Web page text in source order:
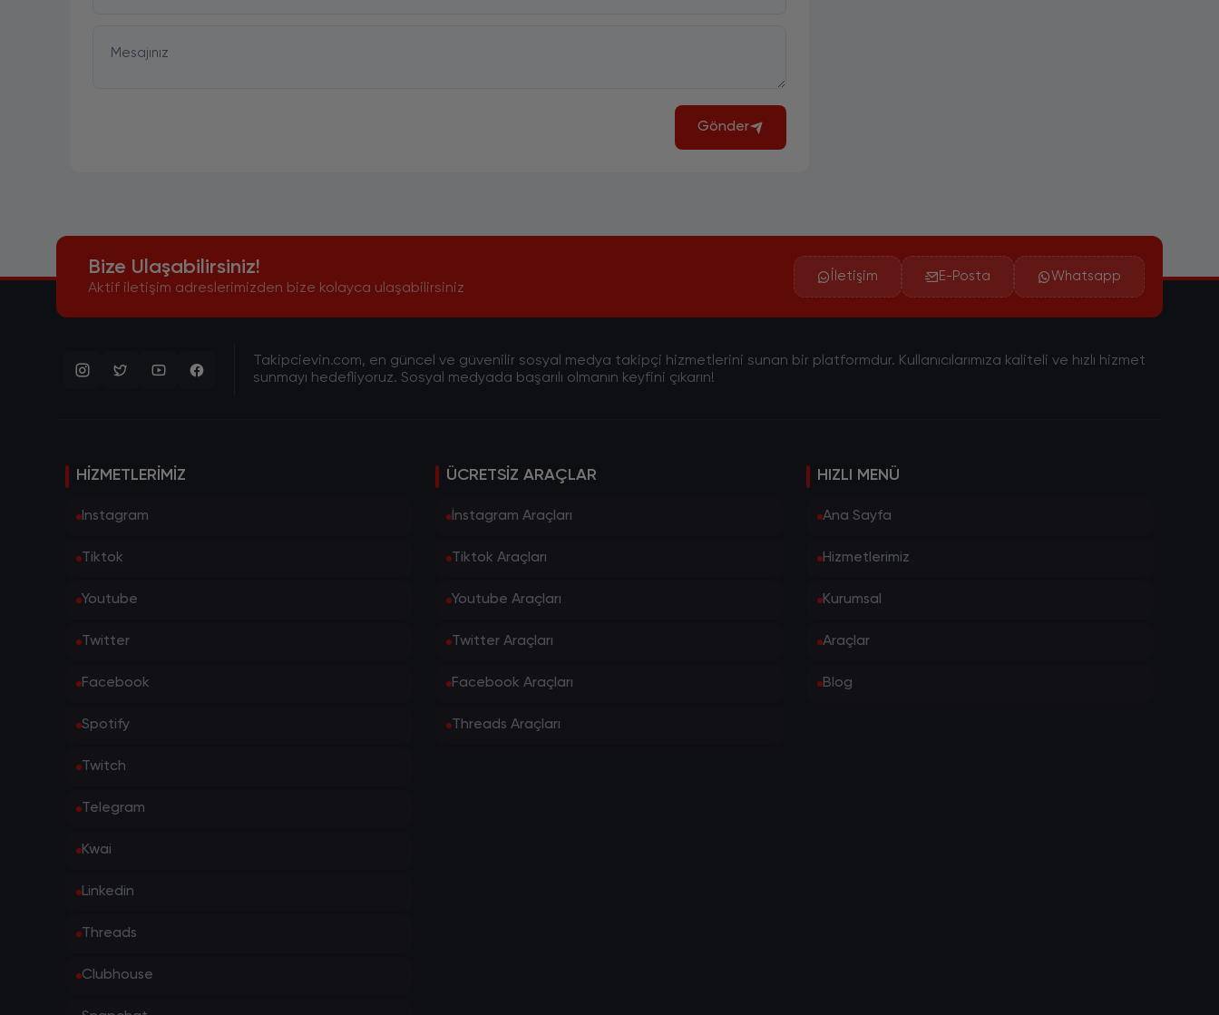
Mesajınız
Gönder
Bize Ulaşabilirsiniz!
Aktif iletişim adreslerimizden bize kolayca ulaşabilirsiniz
İletişim E-Posta Whatsapp
Takipcievin.com, en güncel ve güvenilir sosyal medya takipçi hizmetlerini sunan bir platformdur. Kullanıcılarımıza kaliteli ve hızlı hizmet
sunmayı hedefliyoruz. Sosyal medyada başarılı olmanın keyfini çıkarın!
HIZMETLERIMIZ
Instagram
Tiktok
Youtube
Twitter
Facebook
Spotify
Twitch
Telegram
Kwai
Linkedin
Threads
Clubhouse
ÜCRETSIZ ARAÇLAR
İnstagram Araçları
Tiktok Araçları
Youtube Araçları
Twitter Araçları
Facebook Araçları
Threads Araçları
HIZLI MENÜ
Ana Sayfa
Hizmetlerimiz
Kurumsal
Araçlar
Blog